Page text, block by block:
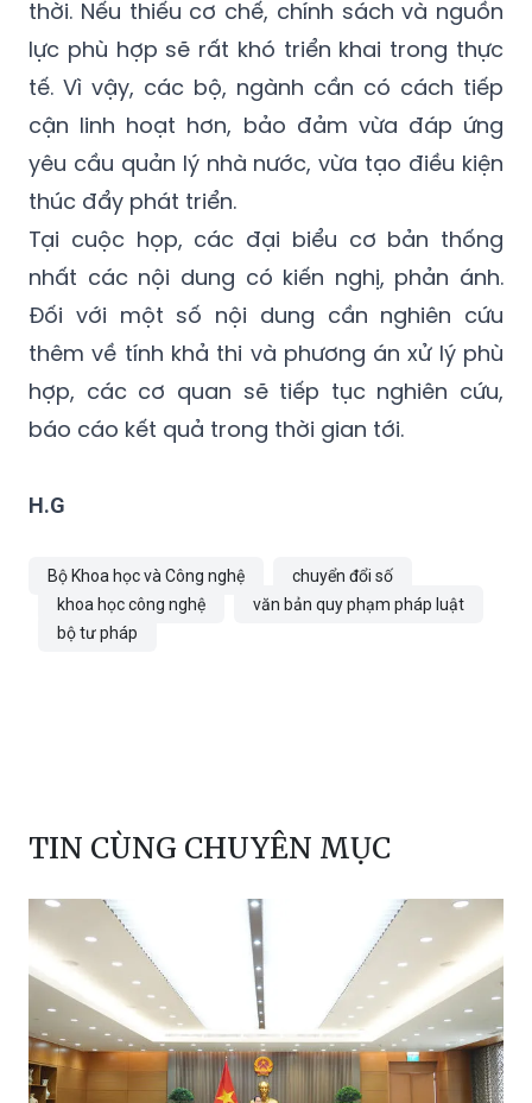
cơ chế thực hiện, Thứ trưởng Nguyễn Thanh
Tịnh cho rằng cần có giải pháp tháo gỡ kịp
thời. Nếu thiếu cơ chế, chính sách và nguồn
lực phù hợp sẽ rất khó triển khai trong thực
tế. Vì vậy, các bộ, ngành cần có cách tiếp
cận linh hoạt hơn, bảo đảm vừa đáp ứng
yêu cầu quản lý nhà nước, vừa tạo điều kiện
thúc đẩy phát triển.
Tại cuộc họp, các đại biểu cơ bản thống
nhất các nội dung có kiến nghị, phản ánh.
Đối với một số nội dung cần nghiên cứu
thêm về tính khả thi và phương án xử lý phù
báo cáo kết quả trong thời gian tới.
H.G
TIN CÙNG CHUYÊN MỤC